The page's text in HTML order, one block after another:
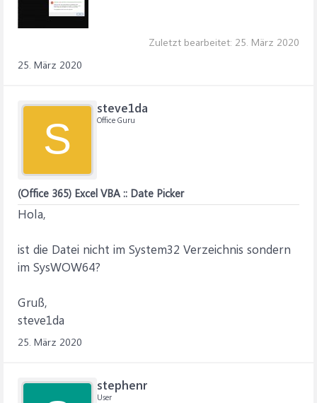
Zuletzt bearbeitet: 25. März 2020
25. März 2020
S
steve1da
Office Guru
(Office 365) Excel VBA :: Date Picker
Hola,
ist die Datei nicht im System32 Verzeichnis sondern
im SysWOW64?
Gruß,
steve1da
25. März 2020
stephenr
User